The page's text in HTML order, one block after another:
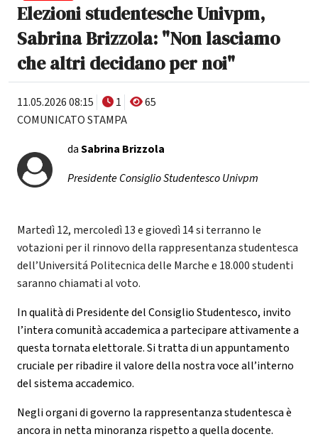
Elezioni studentesche Univpm,
Sabrina Brizzola: "Non lasciamo
che altri decidano per noi"
11.05.2026 08:15 1
65
COMUNICATO STAMPA
daSabrina Brizzola
Presidente Consiglio Studentesco Univpm
Martedì 12, mercoledì 13 e giovedì 14 si terranno le
votazioni per il rinnovo della rappresentanza studentesca
dell’Universitá Politecnica delle Marche e 18.000 studenti
saranno chiamati al voto.
In qualità di Presidente del Consiglio Studentesco, invito
l’intera comunità accademica a partecipare attivamente a
questa tornata elettorale. Si tratta di un appuntamento
cruciale per ribadire il valore della nostra voce all’interno
del sistema accademico.
Negli organi di governo la rappresentanza studentesca è
ancora in netta minoranza rispetto a quella docente.